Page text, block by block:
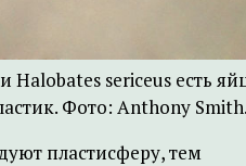
sericeus есть
Фото: Anthony
пластисферу, тем